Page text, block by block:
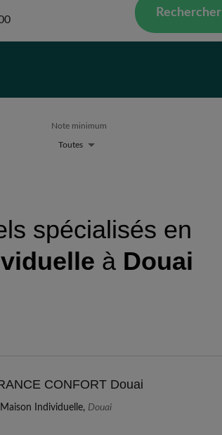
Rechercher
Note minimum
Toutes
spécialisés en
à Douai
CONFORT Douai
Individuelle, Douai